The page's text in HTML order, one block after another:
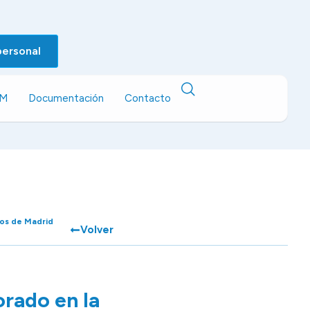
Documentación Contacto
de Madrid
Volver
en la